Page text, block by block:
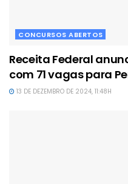
CONCURSOS ABERTOS
Receita Federal
com 71 vagas para
13 DE DEZEMBRO DE 2024, 11:48H